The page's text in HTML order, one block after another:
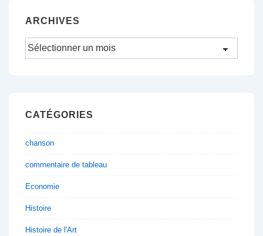
ARCHIVES
Archives
CATÉGORIES
chanson
commentaire de tableau
Economie
Histoire
Histoire de l'Art